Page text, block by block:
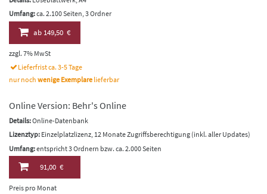
Umfang:ca. 2.100 Seiten, 3 Ordner
ab149,50 €
zzgl. 7% MwSt
Lieferfrist ca. 3-5 Tage
nur noch wenige Exemplare lieferbar
Online Version: Behr's Online
Details:Online-Datenbank
Lizenztyp: Einzelplatzlizenz, 12 Monate Zugriffsberechtigung (inkl. aller Updates)
Umfang:entspricht 3 Ordnern bzw. ca. 2.000 Seiten
91,00 €
Preis pro Monat